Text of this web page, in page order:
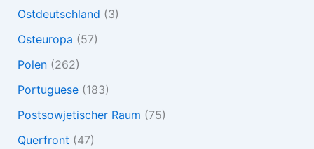
Ostdeutschland (3)
Osteuropa (57)
Polen(262)
Portuguese(183)
Postsowjetischer Raum (75)
Querfront (47)